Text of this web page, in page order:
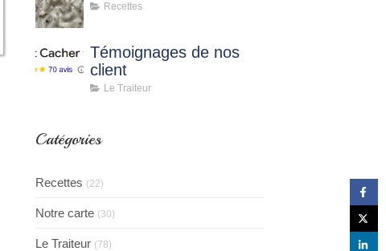
Recettes
Témoignages de nos
client
Le Traiteur
Catégories
Recettes (22)
Notre carte (30)
Le Traiteur (78)